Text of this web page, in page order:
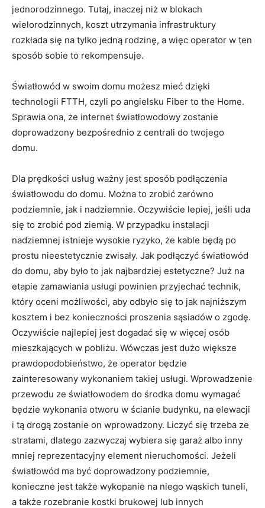
jednorodzinnego. Tutaj, inaczej niż w blokach
wielorodzinnych, koszt utrzymania infrastruktury
rozkłada się na tylko jedną rodzinę, a więc operator w ten
sposób sobie to rekompensuje.
Światłowód w swoim domu możesz mieć dzięki
technologii FTTH, czyli po angielsku Fiber to the Home.
Sprawia ona, że internet światłowodowy zostanie
doprowadzony bezpośrednio z centrali do twojego
domu.
Dla prędkości usług ważny jest sposób podłączenia
światłowodu do domu. Można to zrobić zarówno
podziemnie, jak i nadziemnie. Oczywiście lepiej, jeśli uda
się to zrobić pod ziemią. W przypadku instalacji
nadziemnej istnieje wysokie ryzyko, że kable będą po
prostu nieestetycznie zwisały. Jak podłączyć światłowód
do domu, aby było to jak najbardziej estetyczne? Już na
etapie zamawiania usługi powinien przyjechać technik,
który oceni możliwości, aby odbyło się to jak najniższym
kosztem i bez konieczności proszenia sąsiadów o zgodę.
Oczywiście najlepiej jest dogadać się w więcej osób
mieszkających w pobliżu. Wówczas jest dużo większe
prawdopodobieństwo, że operator będzie
zainteresowany wykonaniem takiej usługi. Wprowadzenie
przewodu ze światłowodem do środka domu wymagać
będzie wykonania otworu w ścianie budynku, na elewacji
i tą drogą zostanie on wprowadzony. Liczyć się trzeba ze
stratami, dlatego zazwyczaj wybiera się garaż albo inny
mniej reprezentacyjny element nieruchomości. Jeżeli
światłowód ma być doprowadzony podziemnie,
konieczne jest także wykopanie na niego wąskich tuneli,
a także rozebranie kostki brukowej lub innych